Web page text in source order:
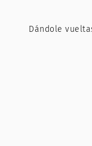
Dándole